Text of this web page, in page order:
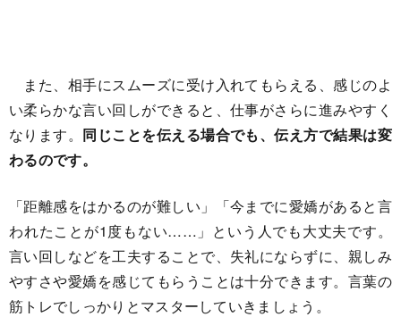
また、相手にスムーズに受け入れてもらえる、感じのよ
い柔らかな言い回しができると、仕事がさらに進みやすく
なります。 同じことを伝える場合でも、伝え方で結果は変
わるのです。
「距離感をはかるのが難しい」「今までに愛嬌があると言
われたことが1度もない……」という人でも大丈夫です。
言い回しなどを工夫することで、失礼にならずに、親しみ
やすさや愛嬌を感じてもらうことは十分できます。言葉の
筋トレでしっかりとマスターしていきましょう。